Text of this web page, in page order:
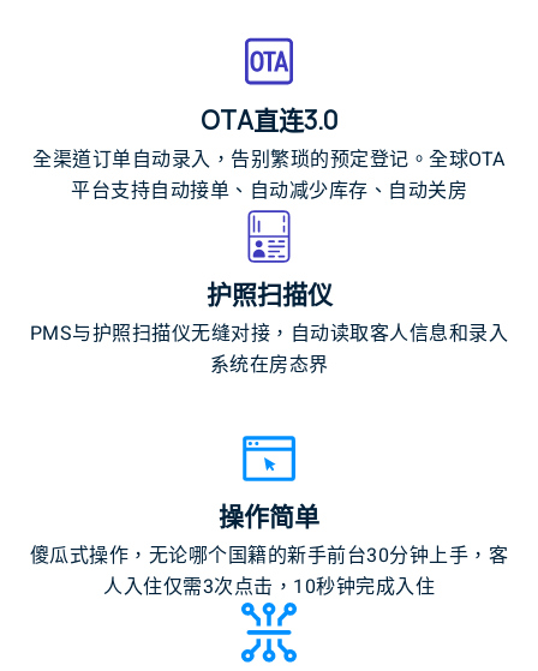
OTA直连3.0
全渠道订单自动录入，告别繁琐的预定登记。全球OTA
平台支持自动接单、自动减少库存、自动关房
护照扫描仪
PMS与护照扫描仪无缝对接，自动读取客人信息和录入
系统在房态界
操作简单
傻瓜式操作，无论哪个国籍的新手前台30分钟上手，客
人入住仅需3次点击，10秒钟完成入住